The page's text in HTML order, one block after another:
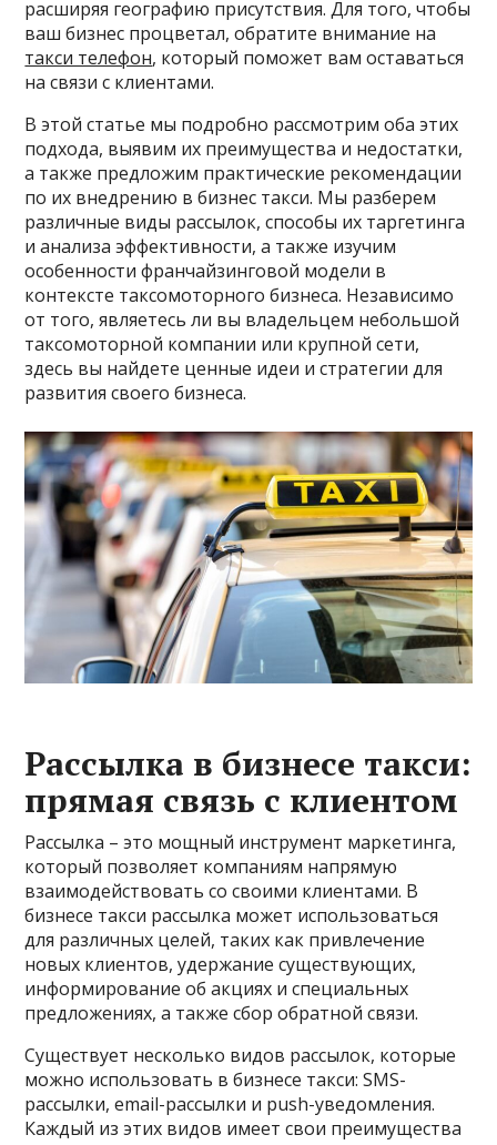
расширяя географию присутствия. Для того, чтобы
ваш бизнес процветал, обратите внимание на
такси телефон, который поможет вам оставаться
на связи с клиентами.
В этой статье мы подробно рассмотрим оба этих
подхода, выявим их преимущества и недостатки,
а также предложим практические рекомендации
по их внедрению в бизнес такси. Мы разберем
различные виды рассылок, способы их таргетинга
и анализа эффективности, а также изучим
особенности франчайзинговой модели в
контексте таксомоторного бизнеса. Независимо
от того, являетесь ли вы владельцем небольшой
таксомоторной компании или крупной сети,
здесь вы найдете ценные идеи и стратегии для
развития своего бизнеса.
Рассылка в бизнесе такси:
прямая связь с клиентом
Рассылка – это мощный инструмент маркетинга,
который позволяет компаниям напрямую
взаимодействовать со своими клиентами. В
бизнесе такси рассылка может использоваться
для различных целей, таких как привлечение
новых клиентов, удержание существующих,
информирование об акциях и специальных
предложениях, а также сбор обратной связи.
Существует несколько видов рассылок, которые
можно использовать в бизнесе такси: SMS-
рассылки, email-рассылки и push-уведомления.
Каждый из этих видов имеет свои преимущества